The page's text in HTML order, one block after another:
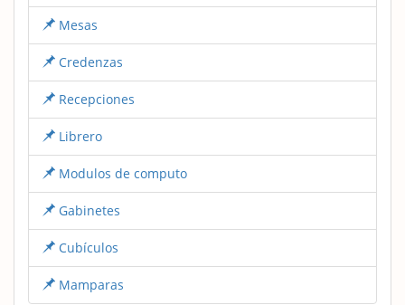
Mesas
Credenzas
Recepciones
Librero
Modulos de computo
Gabinetes
Cubículos
Mamparas